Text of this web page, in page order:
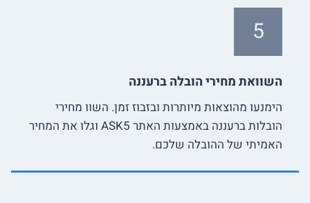
5
השוואת מחירי הובלה ברעננה
הימנעו מהוצאות מיותרות ובזבוז זמן. השוו מחירי
הובלות ברעננה באמצעות האתר ASK5 וגלו את המחיר
האמיתי של ההובלה שלכם.